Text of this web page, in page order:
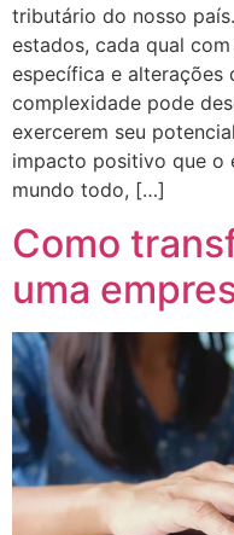
tributário do nosso
estados, cada qual
específica e alterações
complexidade pode
exercerem seu
impacto positivo que o
mundo todo, […]
Como
uma